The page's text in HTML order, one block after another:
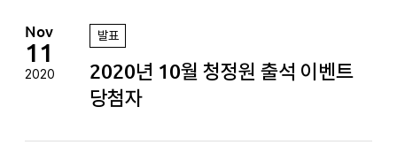
Nov
11
2020
발표
2020년 10월 청정원 출석 이벤트
당첨자